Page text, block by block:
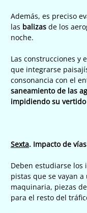
Además, es preciso
las balizas de los
noche.
Las construcciones y
que integrarse
consonancia con el
saneamiento de las
impidiendo su
Sexta. Impacto de
Deben estudiarse los
pistas que se vayan
maquinaria, piezas
para el resto del